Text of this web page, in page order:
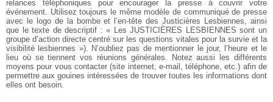
relances téléphoniques pour encourager la presse à couvrir votre
événement. Utilisez toujours le même modèle de communiqué de presse
avec le logo de la bombe et l’en-tête des Justicières Lesbiennes, ainsi
que le texte de descriptif : « Les JUSTICIÈRES LESBIENNES sont un
groupe d’action directe centré sur les questions vitales pour la survie et la
visibilité lesbiennes »). N’oubliez pas de mentionner le jour, l’heure et le
lieu où se tiennent vos réunions générales. Notez aussi les différents
moyens pour vous contacter (site internet, e-mail, téléphone, etc.) afin de
permettre aux gouines intéressées de trouver toutes les informations dont
elles ont besoin.